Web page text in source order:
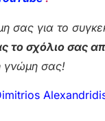
σας για το
το σχόλιο σας
γνώμη σας!